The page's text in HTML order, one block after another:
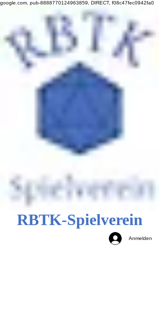
google.com, pub-8888770124963859, DIRECT, f08c47fec0942fa0
RBTK-Spielverein
Anmelden